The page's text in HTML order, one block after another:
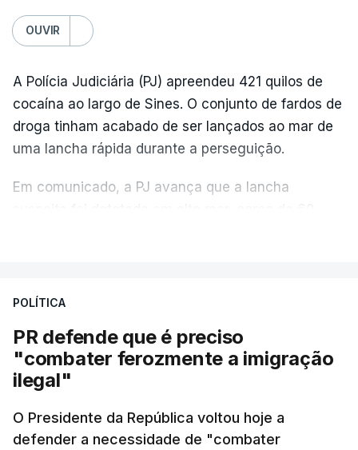
OUVIR
A Polícia Judiciária (PJ) apreendeu 421 quilos de
cocaína ao largo de Sines. O conjunto de fardos de
droga tinham acabado de ser lançados ao mar de
uma lancha rápida durante a perseguição.
Em comunicado, a PJ avança que a lancha
desencadeando uma ação de prevenção
articulação com a Marinha, a Autoridade Marítima
Nacional e a Força Aérea.
apreendida mais cocaína até ao momento de que
em todo o ano de 2025.
POLÍTICA
PR defende que é preciso
"combater ferozmente a imigração
ilegal"
O Presidente da República voltou hoje a
defender a necessidade de "combater